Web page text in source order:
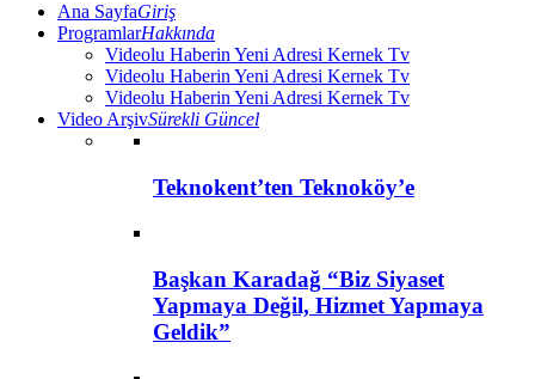
Ana SayfaGiriş
ProgramlarHakkında
Videolu Haberin Yeni Adresi Kernek Tv
Videolu Haberin Yeni Adresi Kernek Tv
Videolu Haberin Yeni Adresi Kernek Tv
Video ArşivSürekli Güncel
Teknokent’ten Teknoköy’e
Başkan Karadağ “Biz Siyaset
Yapmaya Değil, Hizmet Yapmaya
Geldik”